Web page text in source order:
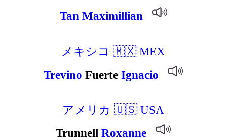
Tan Maximillian
メキシコ 🇲🇽 MEX
Trevino FuerteIgnacio
アメリカ 🇺🇸 USA
TrunnellRoxanne